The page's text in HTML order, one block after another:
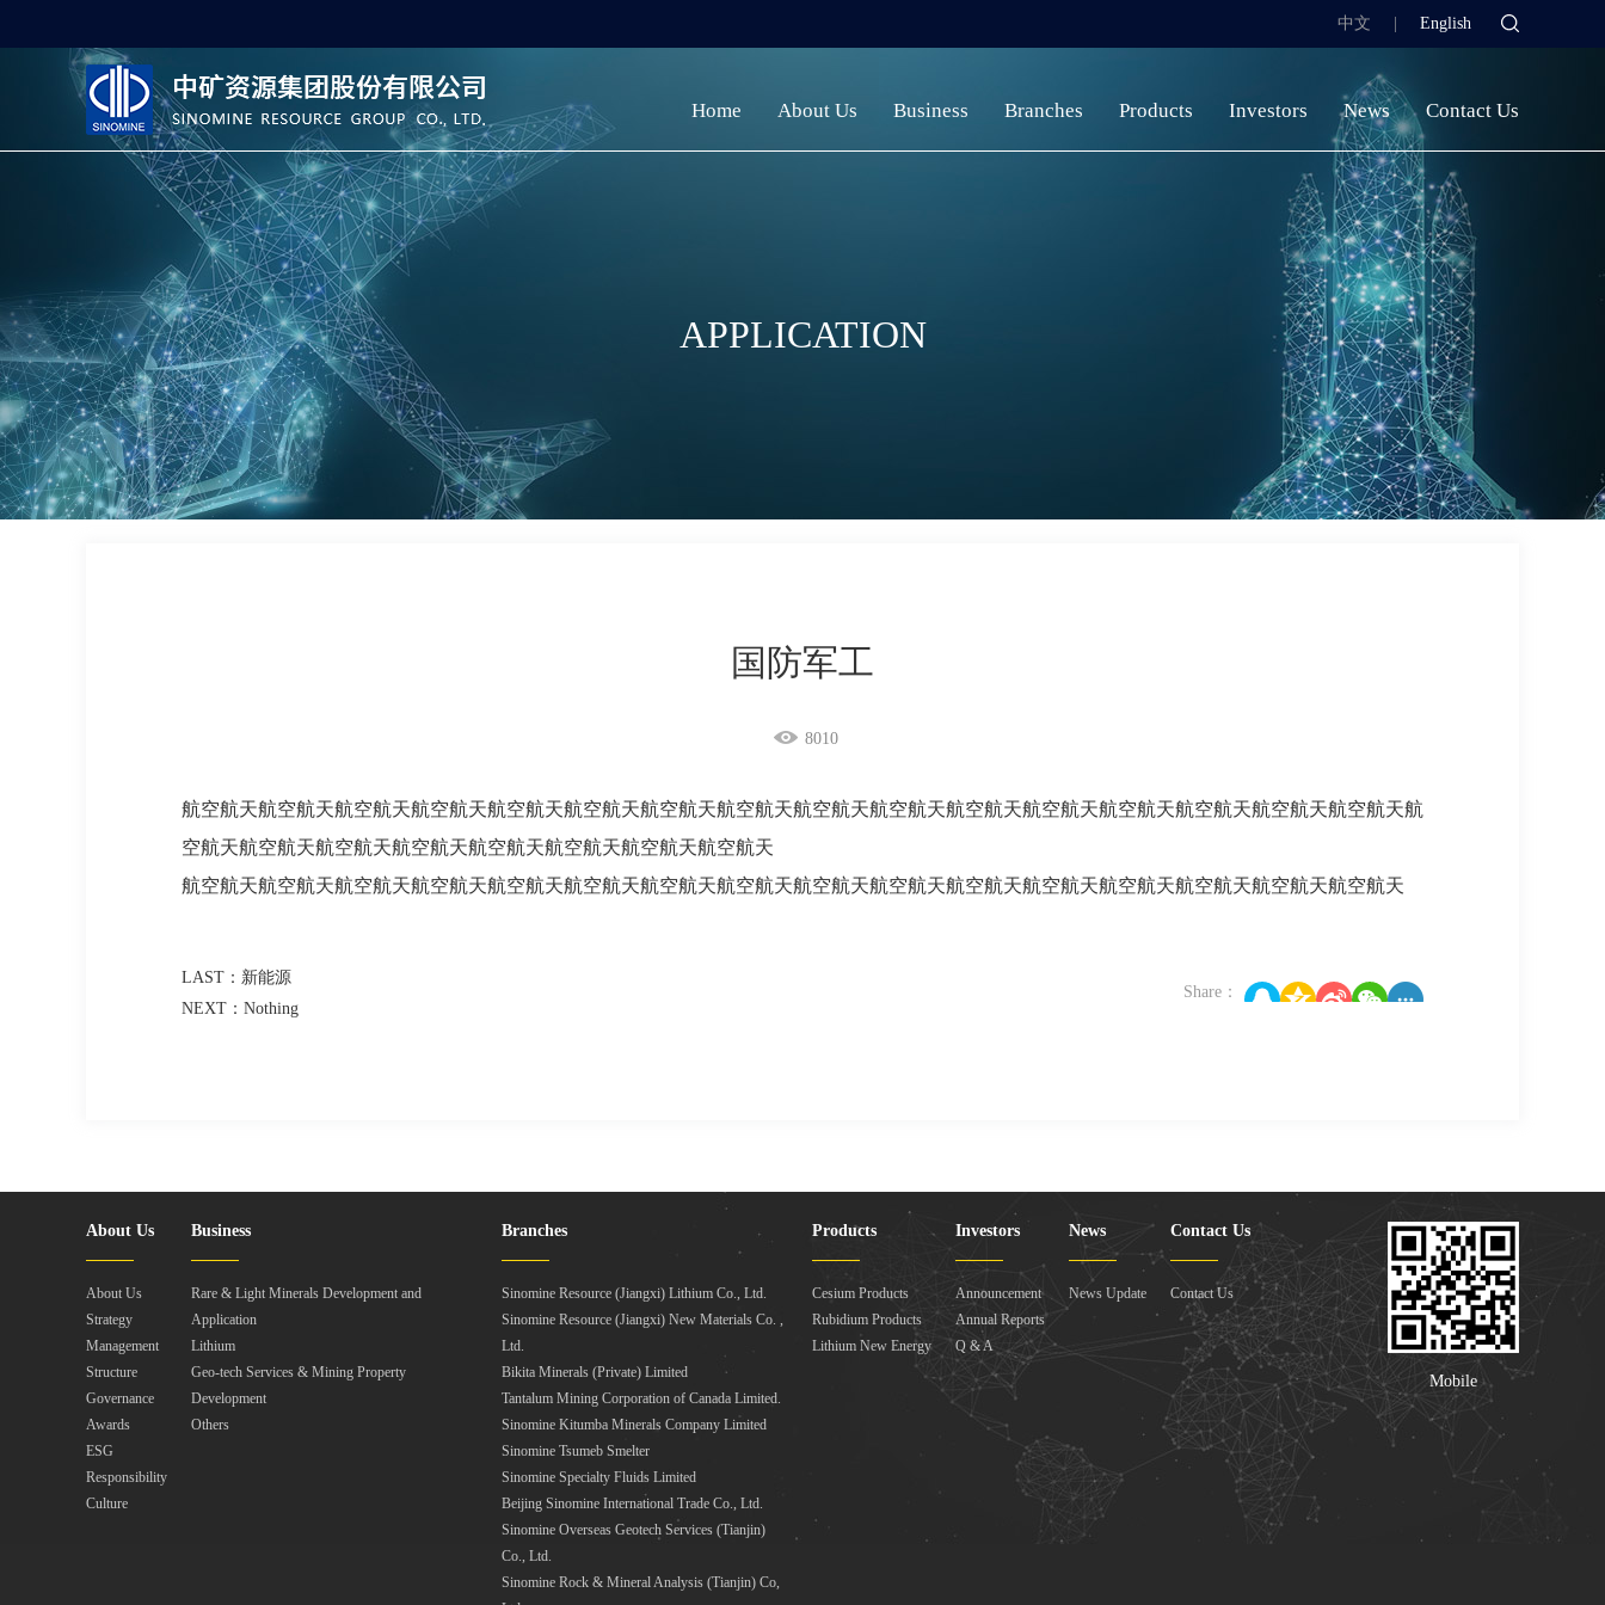
中文 English
Home About Us Business Branches Products Investors News Contact Us
APPLICATION
国防军工
8010
航空航天航空航天航空航天航空航天航空航天航空航天航空航天航空航天航空航天航空航天航空航天航空航天航空航天航空航天航空航天航空航天航
空航天航空航天航空航天航空航天航空航天航空航天航空航天航空航天
航空航天航空航天航空航天航空航天航空航天航空航天航空航天航空航天航空航天航空航天航空航天航空航天航空航天航空航天航空航天航空航天
LAST：新能源
NEXT：Nothing
Share：
About Us
About Us
Strategy
Management
Structure
Governance
Awards
ESG
Responsibility
Culture
Business
Rare & Light Minerals Development and
Application
Lithium
Geo-tech Services & Mining Property
Development
Others
Branches
Sinomine Resource (Jiangxi) Lithium Co., Ltd.
Sinomine Resource (Jiangxi) New Materials Co. ,
Ltd.
Bikita Minerals (Private) Limited
Tantalum Mining Corporation of Canada Limited.
Sinomine Kitumba Minerals Company Limited
Sinomine Tsumeb Smelter
Sinomine Specialty Fluids Limited
Beijing Sinomine International Trade Co., Ltd.
Sinomine Overseas Geotech Services (Tianjin)
Co., Ltd.
Sinomine Rock & Mineral Analysis (Tianjin) Co,
Products
Cesium Products
Rubidium Products
Lithium New Energy
Investors
Announcement
Annual Reports
Q & A
News
News Update
Contact Us
Contact Us
Mobile